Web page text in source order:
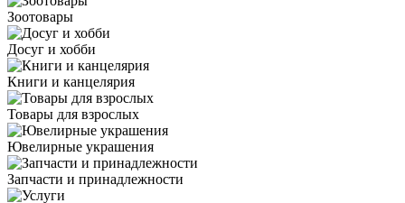
Зоотовары
Досуг и хобби
Книги и канцелярия
Товары для взрослых
Ювелирные украшения
Запчасти и принадлежности